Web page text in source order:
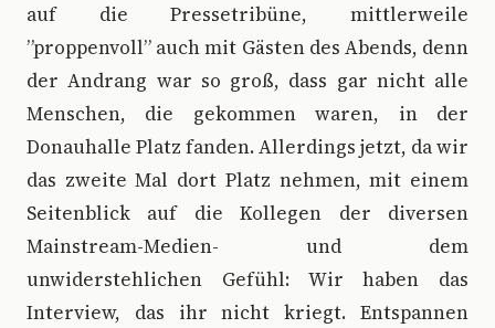
auf die Pressetribüne, mittlerweile
”proppenvoll” auch mit Gästen des Abends, denn
der Andrang war so groß, dass gar nicht alle
Menschen, die gekommen waren, in der
Donauhalle Platz fanden. Allerdings jetzt, da wir
das zweite Mal dort Platz nehmen, mit einem
Seitenblick auf die Kollegen der diversen
Mainstream-Medien- und dem
unwiderstehlichen Gefühl: Wir haben das
Interview, das ihr nicht kriegt. Entspannen